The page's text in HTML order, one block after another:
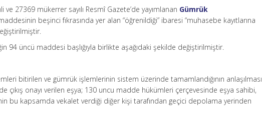
27369 mükerrer sayılı Resmî Gazete’de yayımlanan Gümrük
beşinci fıkrasında yer alan “öğrenildiği” ibaresi “muhasebe kayıtlarına
94 üncü maddesi başlığıyla birlikte aşağıdaki şekilde değiştirilmiştir.
bitirilen ve gümrük işlemlerinin sistem üzerinde tamamlandığının anlaşılması
çıkış onayı verilen eşya; 130 uncu madde hükümleri çerçevesinde eşya sahibi,
bu kapsamda vekalet verdiği diğer kişi tarafından geçici depolama yerinden